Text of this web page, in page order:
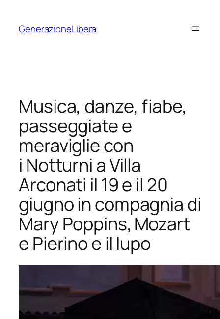
contenuto
GenerazioneLibera
Musica, danze, fiabe,
passeggiate e
meraviglie con
i Notturni a Villa
Arconati il 19 e il 20
giugno in compagnia di
Mary Poppins, Mozart
e Pierino e il lupo